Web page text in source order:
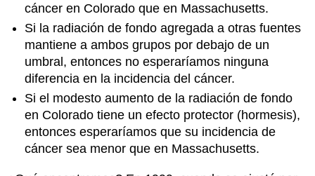
cáncer en Colorado que en Massachusetts.
Si la radiación de fondo agregada a otras fuentes
mantiene a ambos grupos por debajo de un
umbral, entonces no esperaríamos ninguna
diferencia en la incidencia del cáncer.
Si el modesto aumento de la radiación de fondo
en Colorado tiene un efecto protector (hormesis),
entonces esperaríamos que su incidencia de
cáncer sea menor que en Massachusetts.